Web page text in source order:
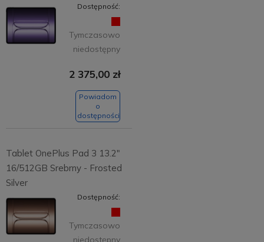
Dostępność:
Tymczasowo
niedostępny
2 375,00 zł
Powiadom
o
dostępności
Tablet OnePlus Pad 3 13.2"
16/512GB Srebrny - Frosted
Silver
Dostępność:
Tymczasowo
niedostępny